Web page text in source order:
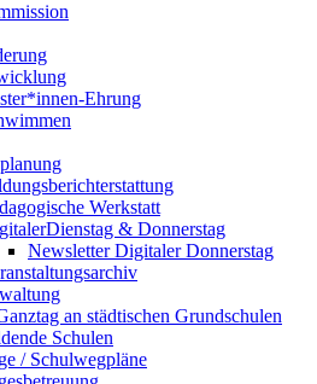
Ehrung
Werkstatt
& Donnerstag
Newsletter Digitaler Donnerstag
an städtischen Grundschulen
Schulen
/ Schulwegpläne